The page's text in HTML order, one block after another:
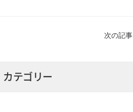
次の記
カテゴリー